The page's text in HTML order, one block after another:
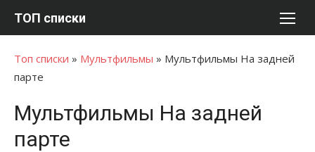
ТОП списки
Топ списки » Мультфильмы » Мультфильмы На задней
парте
Мультфильмы На задней
парте